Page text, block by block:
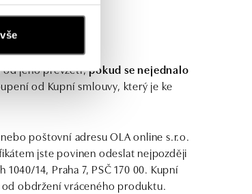
od jeho převzetí,pokud se nejednalo
od Kupní smlouvy, který je ke
nebo poštovní adresu OLA online s.r.o.
jste povinen odeslat nejpozději
14, Praha 7, PSČ 170 00. Kupní
obdržení vráceného produktu.